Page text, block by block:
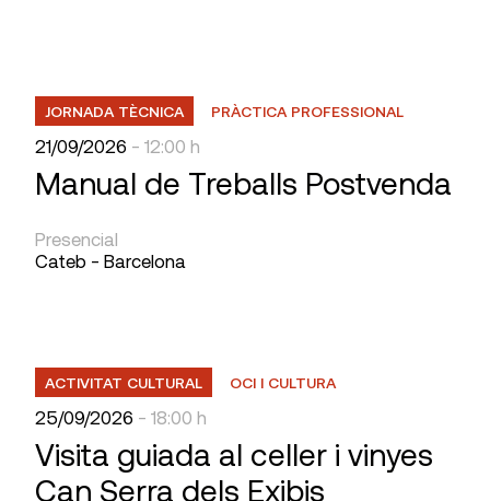
JORNADA TÈCNICA PRÀCTICA PROFESSIONAL
21/09/2026 - 12:00 h
Manual de Treballs Postvenda
Presencial
Cateb - Barcelona
ACTIVITAT CULTURAL OCI I CULTURA
25/09/2026 - 18:00 h
Visita guiada al celler i vinyes
Can Serra dels Exibis